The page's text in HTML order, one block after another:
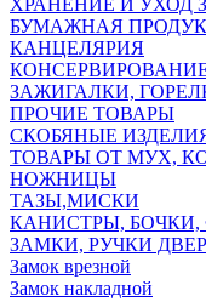
ХРАНЕНИЕ И УХОД
БУМАЖНАЯ
КАНЦЕЛЯРИЯ
ЗАЖИГАЛКИ,
ПРОЧИЕ ТОВАРЫ
СКОБЯНЫЕ
ТОВАРЫ ОТ МУХ,
НОЖНИЦЫ
ТАЗЫ,МИСКИ
КАНИСТРЫ, БОЧКИ,
ЗАМКИ, РУЧКИ
Замок врезной
Замок накладной